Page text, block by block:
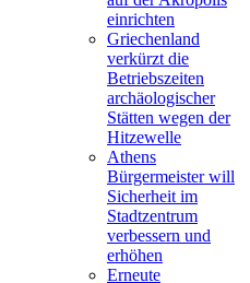
einrichten
Griechenland
verkürzt die
Betriebszeiten
archäologischer
Stätten wegen der
Hitzewelle
Athens
Bürgermeister will
Sicherheit im
Stadtzentrum
verbessern und
erhöhen
Erneute